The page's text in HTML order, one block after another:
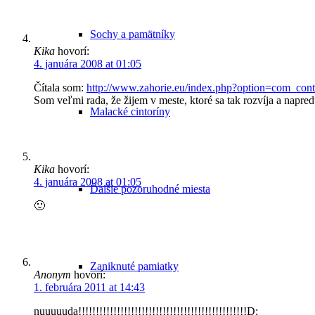
Sochy a pamätníky
Malacké cintoríny
Ďalšie pozoruhodné miesta
Zaniknuté pamiatky
Kika hovorí:
4. januára 2008 at 01:05
Čítala som: http://www.zahorie.eu/
Som veľmi rada, že žijem v meste, ktoré sa tak rozvíja a
Kika hovorí:
4. januára 2008 at 01:05
🙂
Anonym hovorí:
1. februára 2011 at 14:43
nuuuuuda!!!!!!!!!!!!!!!!!!!!!!!!!!!!!!!!!!!!!!!!!!!!!!!!D: